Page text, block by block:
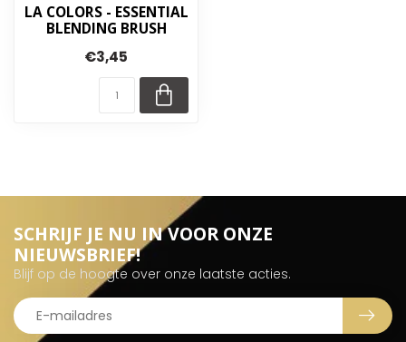
LA COLORS - ESSENTIAL
BLENDING BRUSH
€3,45
SCHRIJF JE NU IN VOOR ONZE
NIEUWSBRIEF!
Blijf op de hoogte over onze laatste acties.